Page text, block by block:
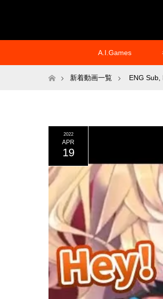
A.I.Games
ホーム新着動画一覧 ENG Sub
2022
APR
19